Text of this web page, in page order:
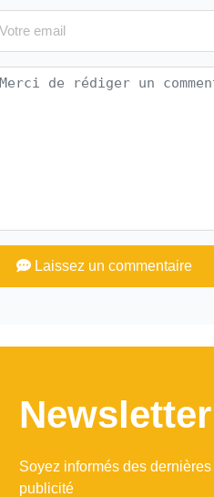
Laissez un commentaire
Newsletter
Soyez informés des
publicité